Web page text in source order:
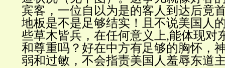
宾客，一位自以为是的客人到达后竟
地板是不是足够结实！且不说美国人
些草木皆兵，在任何意义上,能体现对
和尊重吗？好在中方有足够的胸怀，
弱和过敏，不会指责美国人羞辱东道